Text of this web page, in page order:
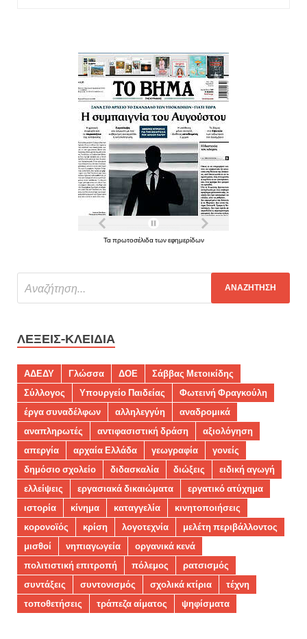
Τα πρωτοσέλιδα των εφημερίδων
ΛΈΞΕΙΣ-ΚΛΕΙΔΙΆ
ΑΔΕΔΥ Γλώσσα ΔΟΕ
Σάββας Μετοικίδης
Σύλλογος
Υπουργείο Παιδείας
Φωτεινή Φραγκούλη
έργα συναδέλφων
αλληλεγγύη
αναδρομικά
αναπληρωτές
αντιφασιστική δράση
αξιολόγηση
απεργία
αρχαία Ελλάδα γεωγραφία
γονείς
δημόσιο σχολείο
διδασκαλία διώξεις
ειδική αγωγή
ελλείψεις
εργασιακά δικαιώματα
εργατικό ατύχημα
ιστορία
κίνημα καταγγελία
κινητοποιήσεις
κορονοϊός
κρίση λογοτεχνία
μελέτη περιβάλλοντος
μισθοί
νηπιαγωγεία
οργανικά κενά
πολιτιστική επιτροπή
πόλεμος
ρατσισμός
συντάξεις
συντονισμός σχολικά κτίρια
τέχνη
τοποθετήσεις
τράπεζα αίματος ψηφίσματα